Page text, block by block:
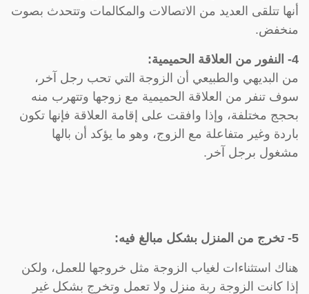
أنها تتلقى العديد من الاتصالات والمكالمات وتتحدث بصوت
منخفض.
4- النفور من العلاقة الحميمية:
من البديهي والطبيعي أن الزوجة التي تحب رجل آخر،
سوف تنفر من العلاقة الحميمية مع زوجها وتتهرب منه
بحجج مختلفة، وإذا وافقت على إقامة العلاقة فإنها تكون
باردة وغير متفاعلة مع الزوج، وهو ما يؤكد أن بالها
مشغول برجل آخر.
5- تخرج من المنزل بشكل مبالغ فيه:
هناك استثناءات لغياب الزوجة مثل خروجها للعمل، ولكن
إذا كانت الزوجة ربة منزل ولا تعمل وتخرج بشكل غير